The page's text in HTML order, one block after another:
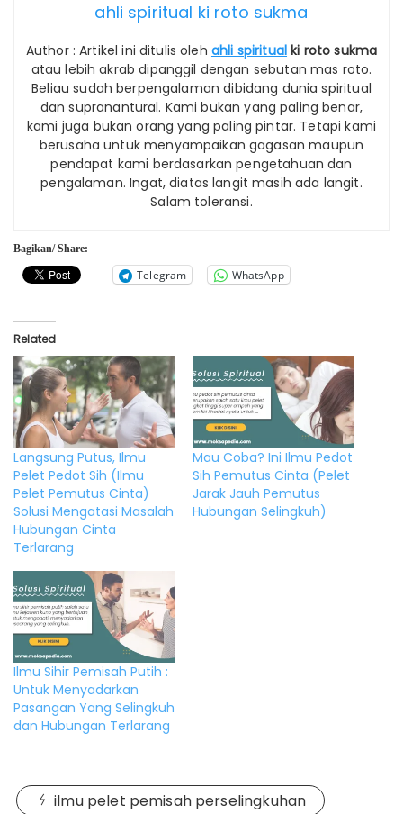
ahli spiritual ki roto sukma
Author : Artikel ini ditulis oleh ahli spiritual ki roto sukma
atau lebih akrab dipanggil dengan sebutan mas roto.
Beliau sudah berpengalaman dibidang dunia spiritual
dan supranantural. Kami bukan yang paling benar,
kami juga bukan orang yang paling pintar. Tetapi kami
berusaha untuk menyampaikan gagasan maupun
pendapat kami berdasarkan pengetahuan dan
pengalaman. Ingat, diatas langit masih ada langit.
Salam toleransi.
Bagikan/ Share:
Telegram WhatsApp
Related
Langsung Putus, Ilmu
Pelet Pedot Sih (Ilmu
Pelet Pemutus Cinta)
Solusi Mengatasi Masalah
Hubungan Cinta
Terlarang
Mau Coba? Ini Ilmu Pedot
Sih Pemutus Cinta (Pelet
Jarak Jauh Pemutus
Hubungan Selingkuh)
Ilmu Sihir Pemisah Putih :
Untuk Menyadarkan
Pasangan Yang Selingkuh
dan Hubungan Terlarang
ilmu pelet pemisah perselingkuhan